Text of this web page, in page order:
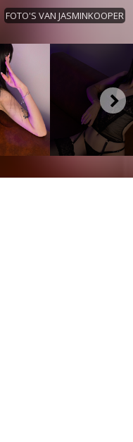
FOTO'S VAN JASMINKOOPER